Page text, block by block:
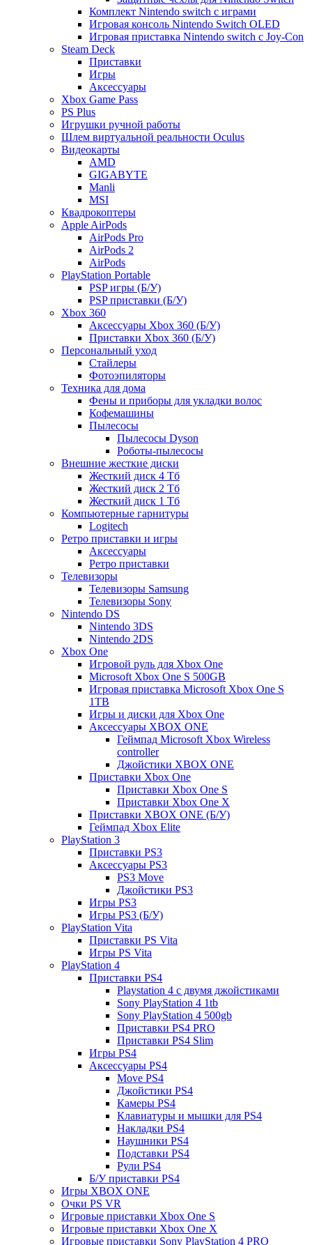
Комплект Nintendo switch с играми
Игровая консоль Nintendo Switch OLED
Игровая приставка Nintendo switch с Joy-Con
Steam Deck
Приставки
Игры
Аксессуары
Xbox Game Pass
PS Plus
Игрушки ручной работы
Шлем виртуальной реальности Oculus
Видеокарты
AMD
GIGABYTE
Manli
MSI
Квадрокоптеры
Apple AirPods
AirPods Pro
AirPods 2
AirPods
PlayStation Portable
PSP игры (Б/У)
PSP приставки (Б/У)
Xbox 360
Аксессуары Xbox 360 (Б/У)
Приставки Xbox 360 (Б/У)
Персональный уход
Стайлеры
Фотоэпиляторы
Техника для дома
Фены и приборы для укладки волос
Кофемашины
Пылесосы
Пылесосы Dyson
Роботы-пылесосы
Внешние жесткие диски
Жесткий диск 4 Тб
Жесткий диск 2 Тб
Жесткий диск 1 Тб
Компьютерные гарнитуры
Logitech
Ретро приставки и игры
Аксессуары
Ретро приставки
Телевизоры
Телевизоры Samsung
Телевизоры Sony
Nintendo DS
Nintendo 3DS
Nintendo 2DS
Xbox One
Игровой руль для Xbox One
Microsoft Xbox One S 500GB
Игровая приставка Microsoft Xbox One S
1TB
Игры и диски для Xbox One
Аксессуары XBOX ONE
Геймпад Microsoft Xbox Wireless
controller
Джойстики XBOX ONE
Приставки Xbox One
Приставки Xbox One S
Приставки Xbox One X
Приставки XBOX ONE (Б/У)
Геймпад Xbox Elite
PlayStation 3
Приставки PS3
Аксессуары PS3
PS3 Move
Джойстики PS3
Игры PS3
Игры PS3 (Б/У)
PlayStation Vita
Приставки PS Vita
Игры PS Vita
PlayStation 4
Приставки PS4
Playstation 4 с двумя джойстиками
Sony PlayStation 4 1tb
Sony PlayStation 4 500gb
Приставки PS4 PRO
Приставки PS4 Slim
Игры PS4
Аксессуары PS4
Move PS4
Джойстики PS4
Камеры PS4
Клавиатуры и мышки для PS4
Накладки PS4
Наушники PS4
Подставки PS4
Рули PS4
Б/У приставки PS4
Игры XBOX ONE
Очки PS VR
Игровые приставки Xbox One S
Игровые приставки Xbox One X
Игровые приставки Sony PlayStation 4 PRO